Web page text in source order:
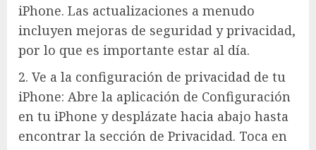
iPhone. Las actualizaciones a menudo
incluyen mejoras de seguridad y privacidad,
por lo que es importante estar al día.
2. Ve a la configuración de privacidad de tu
iPhone: Abre la aplicación de Configuración
en tu iPhone y desplázate hacia abajo hasta
encontrar la sección de Privacidad. Toca en